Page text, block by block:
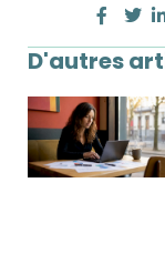
D'autres